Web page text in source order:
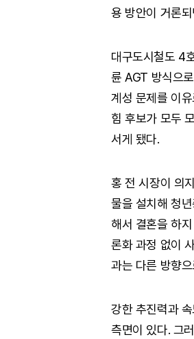
용 방안이 거론
대구도시철도 4
륜 AGT 방식으
계성 문제를 이
힘 후보가 모두
서게 됐다.
홍 전 시장이 의
물을 설치해 청
해서 결혼을 하
론화 과정 없이
과는 다른 방향
강한 추진력과
측면이 있다. 그